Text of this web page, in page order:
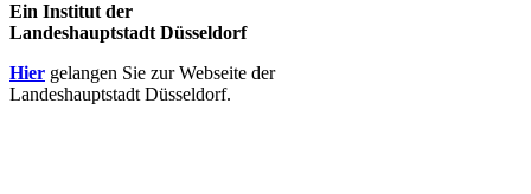
Ein Institut der
Landeshauptstadt Düsseldorf
Hier gelangen Sie zur Webseite der
Landeshauptstadt Düsseldorf.